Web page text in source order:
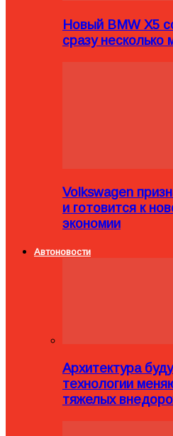
Новый BMW X5
сразу
Volkswagen
и готовится к
экономии
Автоновости
Архитектура
технологии
тяжелых